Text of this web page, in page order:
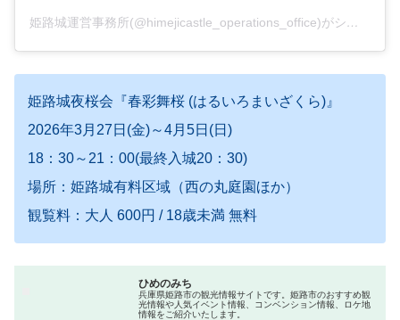
姫路城運営事務所(@himejicastle_operations_office)がシェアした投稿
姫路城夜桜会『春彩舞桜 (はるいろまいざくら)』
2026年3月27日(金)～4月5日(日)
18：30～21：00(最終入城20：30)
場所：姫路城有料区域（西の丸庭園ほか）
観覧料：大人 600円 / 18歳未満 無料
ひめのみち
兵庫県姫路市の観光情報サイトです。姫路市のおすすめ観
光情報や人気イベント情報、コンベンション情報、ロケ地
情報をご紹介いたします。